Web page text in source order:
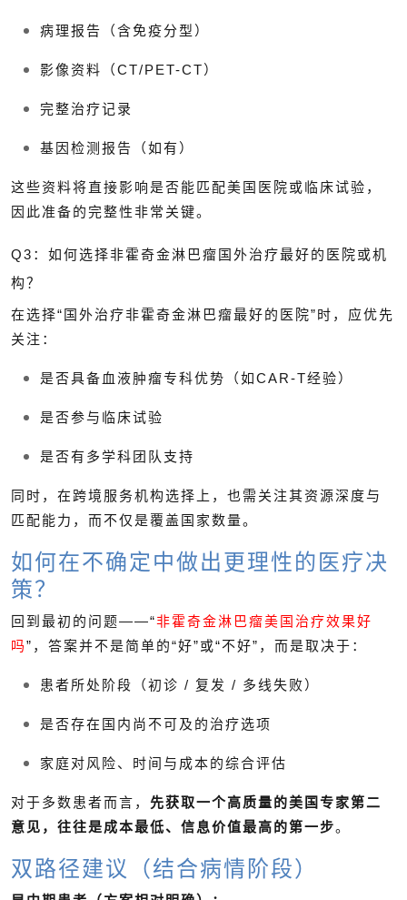
病理报告（含免疫分型）
影像资料（CT/PET-CT）
完整治疗记录
基因检测报告（如有）
这些资料将直接影响是否能匹配美国医院或临床试验，
因此准备的完整性非常关键。
Q3：如何选择非霍奇金淋巴瘤国外治疗最好的医院或机
构？
在选择“国外治疗非霍奇金淋巴瘤最好的医院”时，应优先
关注：
是否具备血液肿瘤专科优势（如CAR-T经验）
是否参与临床试验
是否有多学科团队支持
同时，在跨境服务机构选择上，也需关注其资源深度与
匹配能力，而不仅是覆盖国家数量。
如何在不确定中做出更理性的医疗决
策？
回到最初的问题——“非霍奇金淋巴瘤美国治疗效果好
吗”，答案并不是简单的“好”或“不好”，而是取决于：
患者所处阶段（初诊 / 复发 / 多线失败）
是否存在国内尚不可及的治疗选项
家庭对风险、时间与成本的综合评估
对于多数患者而言， 先获取一个高质量的美国专家第二
意见，往往是成本最低、信息价值最高的第一步。
双路径建议（结合病情阶段）